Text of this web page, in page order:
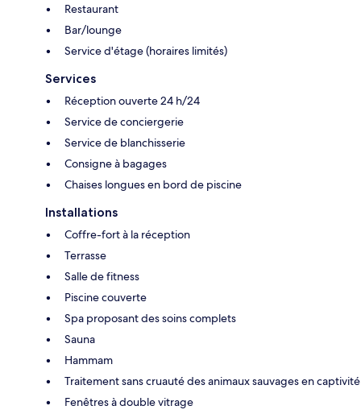
Restaurant
Bar/lounge
Service d'étage (horaires limités)
Services
Réception ouverte 24 h/24
Service de conciergerie
Service de blanchisserie
Consigne à bagages
Chaises longues en bord de piscine
Installations
Coffre-fort à la réception
Terrasse
Salle de fitness
Piscine couverte
Spa proposant des soins complets
Sauna
Hammam
Traitement sans cruauté des animaux sauvages en captivité
Fenêtres à double vitrage